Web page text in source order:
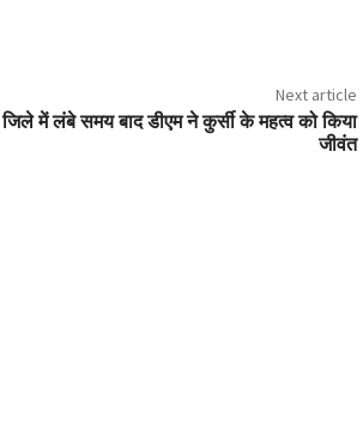
Next article
जिले में लंबे समय बाद डीएम ने कुर्सी के महत्व को किया
जीवंत